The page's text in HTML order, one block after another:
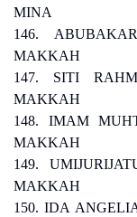
MINA
146.
MAKKAH
147. SITI
MAKKAH
148. IMAM
MAKKAH
149.
MAKKAH
150. IDA